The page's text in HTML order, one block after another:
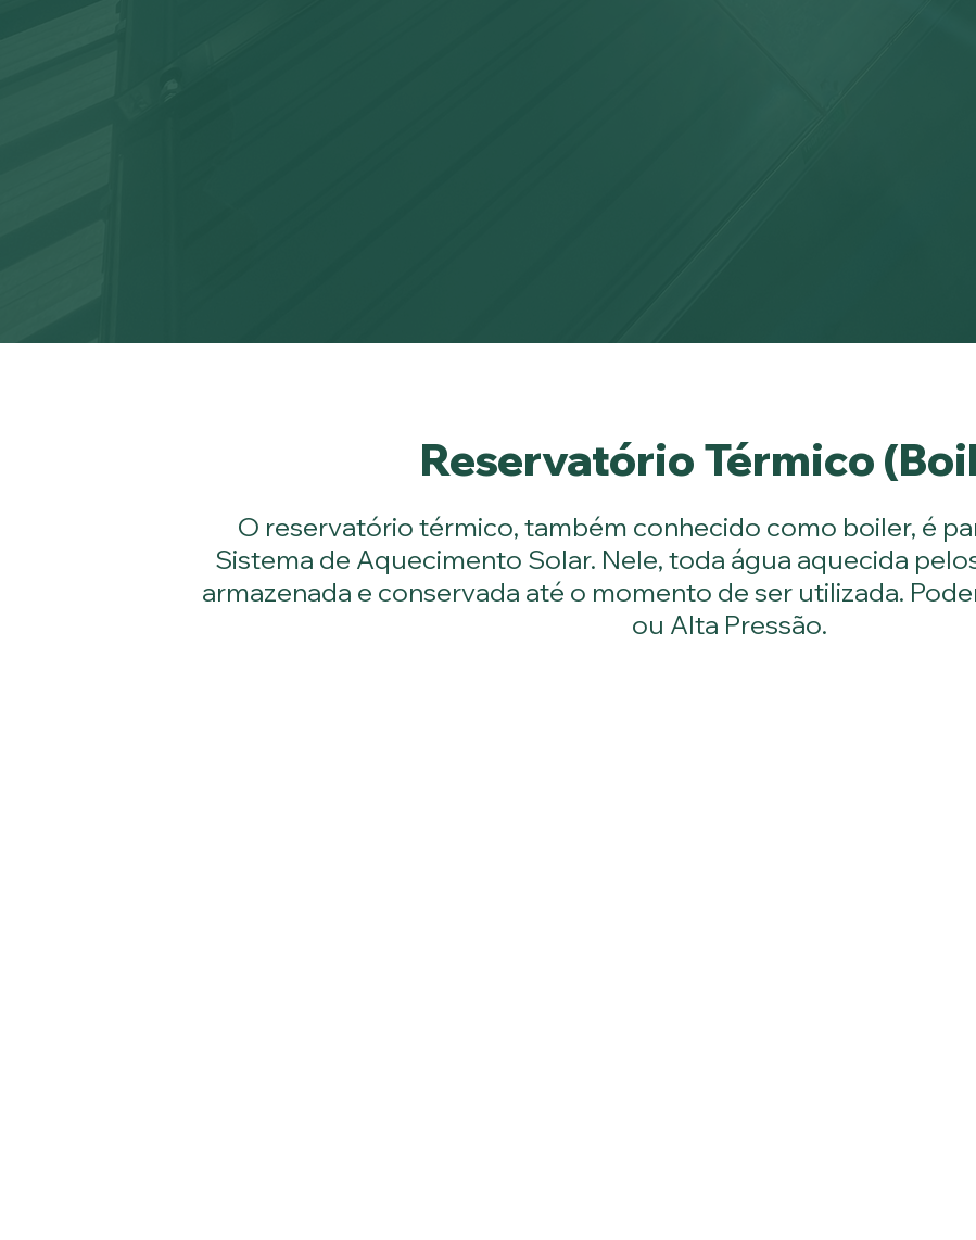
Reservatório Térmico
O reservatório térmico, também conhecido como boiler, é
Sistema de Aquecimento Solar. Nele, toda água aquecida
armazenada e conservada até o momento de ser utilizada.
ou Alta Pressão.